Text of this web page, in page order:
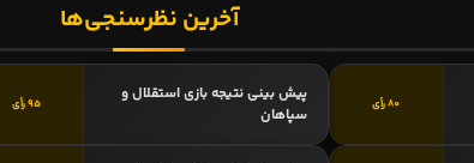
آخرین نظرسنجی‌ها
80 رأی
پیش بینی نتیجه بازی استقلال و
سپاهان
95 رأی